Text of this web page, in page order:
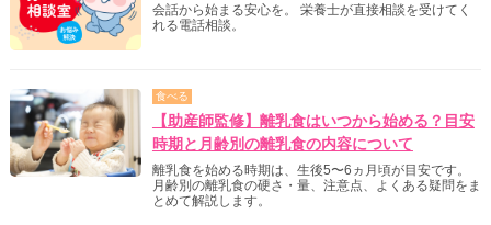
会話から始まる安心を。 栄養士が直接相談を受けてく
れる電話相談。
食べる
【助産師監修】離乳食はいつから始める？目安
時期と月齢別の離乳食の内容について
離乳食を始める時期は、生後5〜6ヵ月頃が目安です。
月齢別の離乳食の硬さ・量、注意点、よくある疑問をま
とめて解説します。